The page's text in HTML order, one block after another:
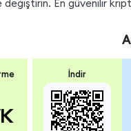
En güvenilir
İndir